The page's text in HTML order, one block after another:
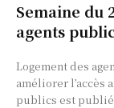
Semaine du
agents
Logement des
améliorer l’accès
publics est